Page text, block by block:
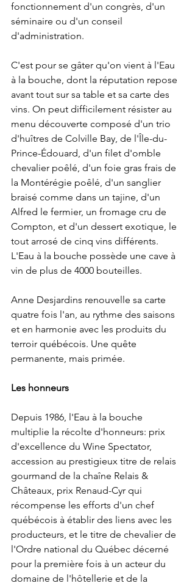
fonctionnement d'un congrès, d'un
séminaire ou d'un conseil
d'administration.
C'est pour se gâter qu'on vient à l'Eau
à la bouche, dont la réputation repose
avant tout sur sa table et sa carte des
vins. On peut difficilement résister au
menu découverte composé d'un trio
d'huîtres de Colville Bay, de l'Île-du-
Prince-Édouard, d'un filet d'omble
chevalier poêlé, d'un foie gras frais de
la Montérégie poêlé, d'un sanglier
braisé comme dans un tajine, d'un
Alfred le fermier, un fromage cru de
Compton, et d'un dessert exotique, le
tout arrosé de cinq vins différents.
L'Eau à la bouche possède une cave à
vin de plus de 4000 bouteilles.
Anne Desjardins renouvelle sa carte
quatre fois l'an, au rythme des saisons
et en harmonie avec les produits du
terroir québécois. Une quête
permanente, mais primée.
Les honneurs
Depuis 1986, l'Eau à la bouche
multiplie la récolte d'honneurs: prix
d'excellence du Wine Spectator,
accession au prestigieux titre de relais
gourmand de la chaîne Relais &
Châteaux, prix Renaud-Cyr qui
récompense les efforts d'un chef
québécois à établir des liens avec les
producteurs, et le titre de chevalier de
l'Ordre national du Québec décerné
pour la première fois à un acteur du
domaine de l'hôtellerie et de la